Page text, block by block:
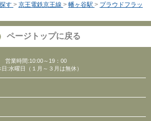
す > 京王電鉄京王線 > 幡ヶ谷駅 > プラウドフラッ
ページトップに戻る
営業時間:10:00～19：00
日:水曜日（１月～３月は無休）